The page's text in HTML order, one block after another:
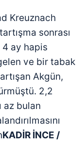
Kreuznach
sonrası
4 ay hapis
ve bir tabak
Akgün,
2,2
az bulan
KADİR İNCE /